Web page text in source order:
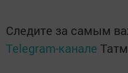
Следите за самым
Telegram-канале